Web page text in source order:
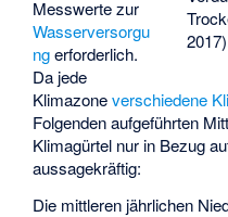
Messwerte zur
Wasserversorgu
ngerforderlich.
Da jede
Klimazoneverschiedene
Folgenden aufgeführten
Klimagürtel nur in Bezug
aussagekräftig:
Die mittleren jährlichen